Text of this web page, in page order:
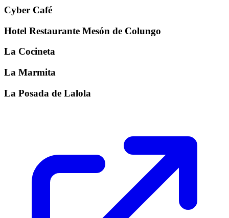
Cyber Café
Hotel Restaurante Mesón de Colungo
La Cocineta
La Marmita
La Posada de Lalola